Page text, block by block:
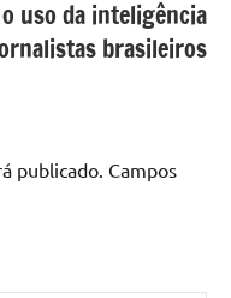
uso da inteligência
brasileiros
publicado. Campos